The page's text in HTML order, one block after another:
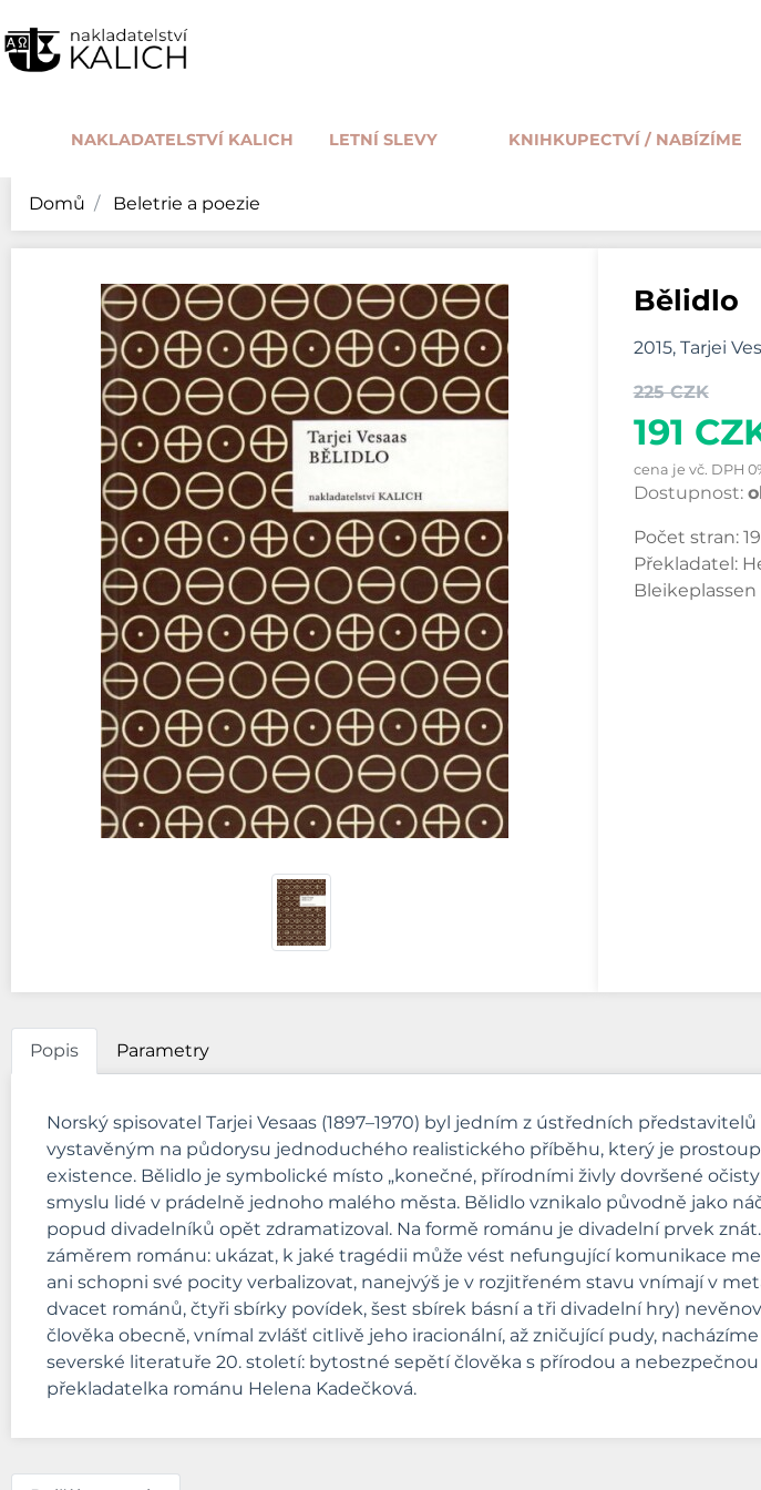
NAKLADATELSTVÍ KALICH LETNÍ SLEVY KNIHKUPECTVÍ / NABÍZÍME
Domů Beletrie a poezie
Bělidlo
2015, Tarjei
225 CZK
191
cena je vč. DPH
Dostupnost:
Počet stran:
Překladatel:
Bleikeplassen
Popis Parametry
Norský spisovatel Tarjei Vesaas (1897–1970) byl jedním z ústředních
vystavěným na půdorysu jednoduchého realistického příběhu, který je
existence. Bělidlo je symbolické místo „konečné, přírodními živly dovršené
smyslu lidé v prádelně jednoho malého města. Bělidlo vznikalo původně jako
popud divadelníků opět zdramatizoval. Na formě románu je divadelní prvek
záměrem románu: ukázat, k jaké tragédii může vést nefungující komunikace
ani schopni své pocity verbalizovat, nanejvýš je v rozjitřeném stavu vnímají v
dvacet románů, čtyři sbírky povídek, šest sbírek básní a tři divadelní hry)
člověka obecně, vnímal zvlášť citlivě jeho iracionální, až zničující pudy,
severské literatuře 20. století: bytostné sepětí člověka s přírodou a
překladatelka románu Helena Kadečková.